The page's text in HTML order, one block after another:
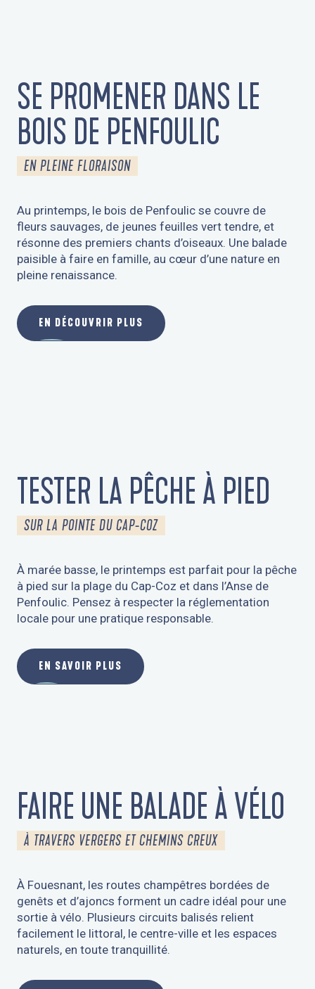
SE PROMENER DANS LE
BOIS DE PENFOULIC
EN PLEINE FLORAISON
Au printemps, le bois de Penfoulic se couvre de
fleurs sauvages, de jeunes feuilles vert tendre, et
résonne des premiers chants d’oiseaux. Une balade
paisible à faire en famille, au cœur d’une nature en
pleine renaissance.
EN DÉCOUVRIR PLUS
TESTER LA PÊCHE À PIED
SUR LA POINTE DU CAP-COZ
À marée basse, le printemps est parfait pour la pêche
à pied sur la plage du Cap-Coz et dans l’Anse de
Penfoulic. Pensez à respecter la réglementation
locale pour une pratique responsable.
EN SAVOIR PLUS
FAIRE UNE BALADE À VÉLO
À TRAVERS VERGERS ET CHEMINS CREUX
À Fouesnant, les routes champêtres bordées de
genêts et d’ajoncs forment un cadre idéal pour une
sortie à vélo. Plusieurs circuits balisés relient
facilement le littoral, le centre-ville et les espaces
naturels, en toute tranquillité.